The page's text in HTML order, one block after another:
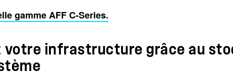
gamme AFF C-Series.
votre infrastructure grâce au